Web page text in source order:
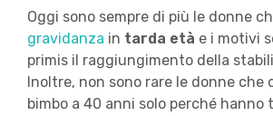
Oggi sono sempre di più le donne
gravidanza in tarda età e i motivi
primis il raggiungimento della
Inoltre, non sono rare le donne che
bimbo a 40 anni solo perché hanno